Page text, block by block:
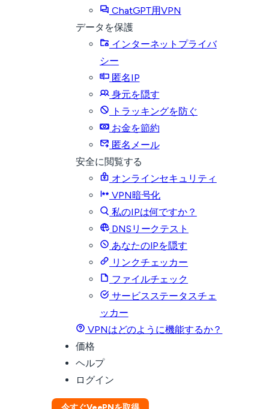
ChatGPT用VPN
データを保護
インターネットプライバ
シー
匿名IP
身元を隠す
トラッキングを防ぐ
お金を節約
匿名メール
安全に閲覧する
オンラインセキュリティ
VPN暗号化
私のIPは何ですか？
DNSリークテスト
あなたのIPを隠す
リンクチェッカー
ファイルチェック
サービスステータスチェ
ッカー
VPNはどのように機能するか？
価格
ヘルプ
ログイン